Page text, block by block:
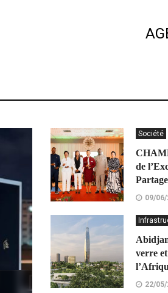
Société
de
09/
verre
22/